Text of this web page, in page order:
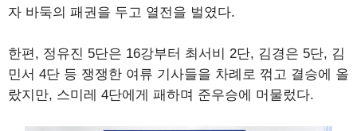
자 바둑의 패권을 두고 열전을 벌였다.
한편, 정유진 5단은 16강부터 최서비 2단, 김경은 5단, 김
민서 4단 등 쟁쟁한 여류 기사들을 차례로 꺾고 결승에 올
랐지만, 스미레 4단에게 패하며 준우승에 머물렀다.